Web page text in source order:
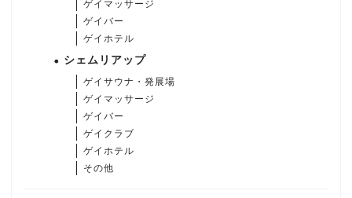
ゲイマッサージ
ゲイバー
ゲイホテル
シェムリアップ
ゲイサウナ・発展場
ゲイマッサージ
ゲイバー
ゲイクラブ
ゲイホテル
その他